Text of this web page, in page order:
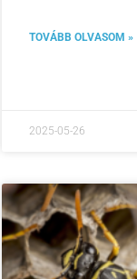
TOVÁBB OLVASOM »
2025-05-26